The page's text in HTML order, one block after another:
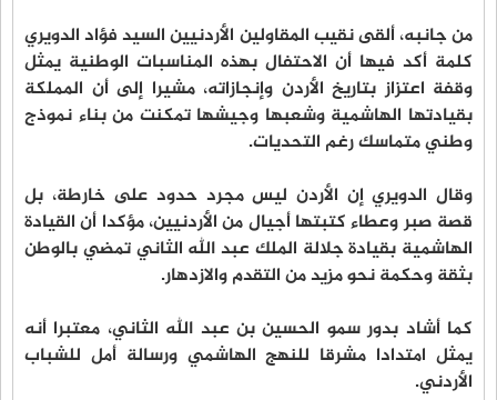
من جانبه، ألقى نقيب المقاولين الأردنيين السيد فؤاد الدويري
كلمة أكد فيها أن الاحتفال بهذه المناسبات الوطنية يمثل
وقفة اعتزاز بتاريخ الأردن وإنجازاته، مشيرا إلى أن المملكة
بقيادتها الهاشمية وشعبها وجيشها تمكنت من بناء نموذج
وطني متماسك رغم التحديات.
وقال الدويري إن الأردن ليس مجرد حدود على خارطة، بل
قصة صبر وعطاء كتبتها أجيال من الأردنيين، مؤكدا أن القيادة
الهاشمية بقيادة جلالة الملك عبد الله الثاني تمضي بالوطن
بثقة وحكمة نحو مزيد من التقدم والازدهار.
كما أشاد بدور سمو الحسين بن عبد الله الثاني، معتبرا أنه
يمثل امتدادا مشرقا للنهج الهاشمي ورسالة أمل للشباب
الأردني.